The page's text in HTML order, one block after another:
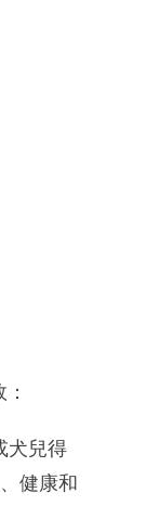
犬兒得
、健康和